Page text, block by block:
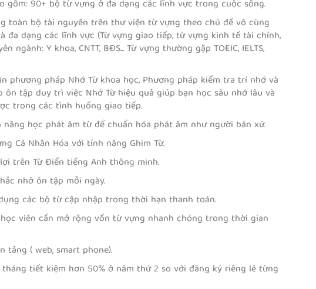
Bao gồm 3000 từ vựng tiếng
Anh thông dụng nhất trong
giao tiếp. Bộ từ nhắm đến đối
tượng những người học tiếng
đầu học tiếng Anh hoặc người
mất căn bản.
Là bộ từ đầu tiên thuộc dòng
3000 SMART WORDS, với 1000
từ vựng thông dụng nhất nhắm
đến đối tượng những học tiếng
tiếng Anh hoặc bị mất căn bản.
1000 SMART WORDS
NO.3
Là bộ từ thứ 3 thuộc dòng
3000 SMART WORDS, với 1000
từ vựng thông dụng nhất nhắm
đến đối tượng những học tiếng
in Stories với hơn 3000 từ
theo câu chuyện. Bộ từ nhắm
nâng cao.
gồm: 90+ bộ từ vựng ở đa dạng các lĩnh vực trong cuộc sống.
toàn bộ tài nguyên trên thư viện từ vựng theo chủ đề vô cùng
đa dạng các lĩnh vực (Từ vựng giao tiếp, từ vựng kinh tế tài chính,
ngành: Y khoa, CNTT, BĐS... Từ vựng thường gặp TOEIC, IELTS,
phương pháp Nhớ Từ khoa học, Phương pháp kiểm tra trí nhớ và
ôn tập duy trì việc Nhớ Từ hiệu quả giúp bạn học sâu nhớ lâu và
trong các tình huống giao tiếp.
năng học phát âm từ để chuẩn hóa phát âm như người bản xứ.
Cá Nhân Hóa với tính năng Ghim Từ.
trên Từ Điển tiếng Anh thông minh.
nhở ôn tập mỗi ngày.
các bộ từ cập nhập trong thời hạn thanh toán.
viên cần mở rộng vốn từ vựng nhanh chóng trong thời gian
tảng ( web, smart phone).
tháng tiết kiệm hơn 50% ở năm thứ 2 so với đăng ký riêng lẻ từng